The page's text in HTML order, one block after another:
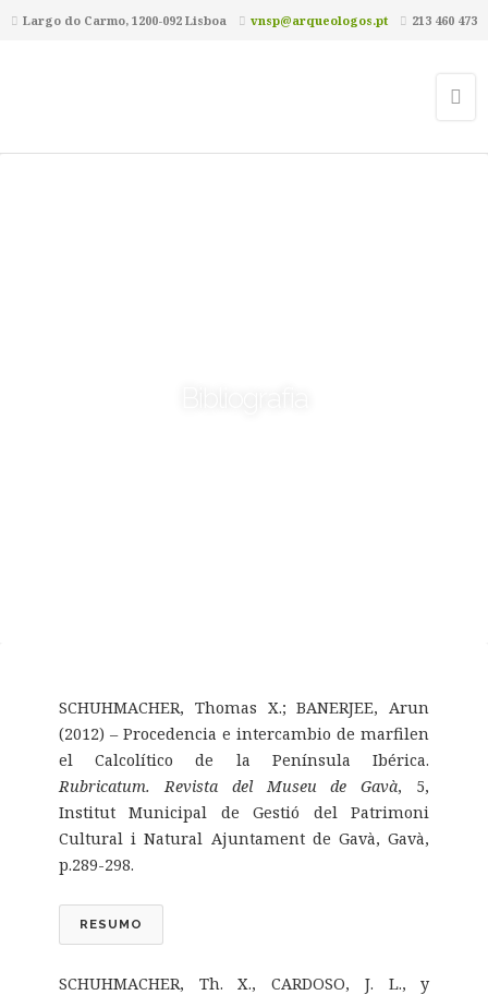
Largo do Carmo, 1200-092 Lisboa vnsp@arqueologos.pt 213 460 473
SCHUHMACHER, Thomas X.; BANERJEE, Arun
(2012) – Procedencia e intercambio de marfilen
el Calcolítico de la Península Ibérica.
Rubricatum. Revista del Museu de Gavà, 5,
Institut Municipal de Gestió del Patrimoni
Cultural i Natural Ajuntament de Gavà, Gavà,
p.289-298.
RESUMO
SCHUHMACHER, Th. X., CARDOSO, J. L., y